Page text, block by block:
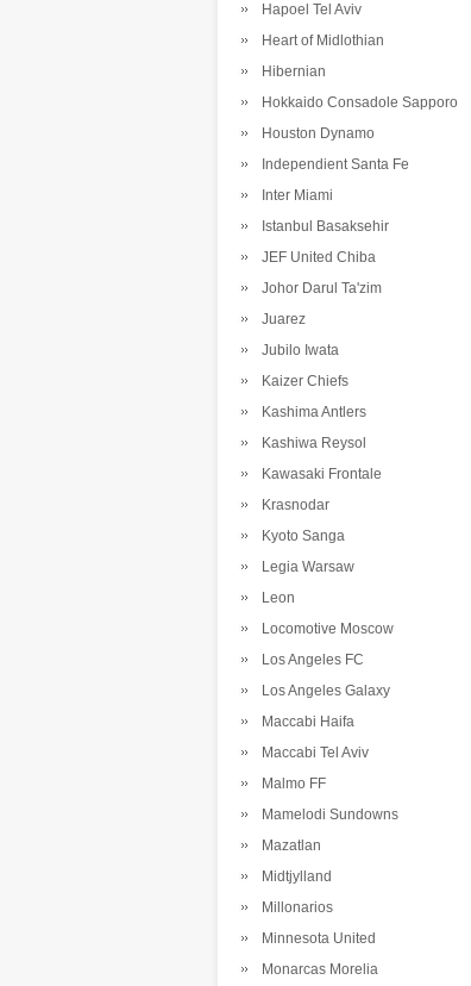
Hapoel Tel Aviv
Heart of Midlothian
Hibernian
Hokkaido Consadole Sapporo
Houston Dynamo
Independient Santa Fe
Inter Miami
Istanbul Basaksehir
JEF United Chiba
Johor Darul Ta'zim
Juarez
Jubilo Iwata
Kaizer Chiefs
Kashima Antlers
Kashiwa Reysol
Kawasaki Frontale
Krasnodar
Kyoto Sanga
Legia Warsaw
Leon
Locomotive Moscow
Los Angeles FC
Los Angeles Galaxy
Maccabi Haifa
Maccabi Tel Aviv
Malmo FF
Mamelodi Sundowns
Mazatlan
Midtjylland
Millonarios
Minnesota United
Monarcas Morelia